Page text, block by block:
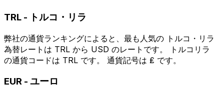
TRL - トルコ・リラ
弊社の通貨ランキングによると、最も人気の トルコ・リラ
為替レートは TRL から USD のレートです。 トルコリラ
の通貨コードは TRL です。 通貨記号は ₤ です。
EUR - ユーロ